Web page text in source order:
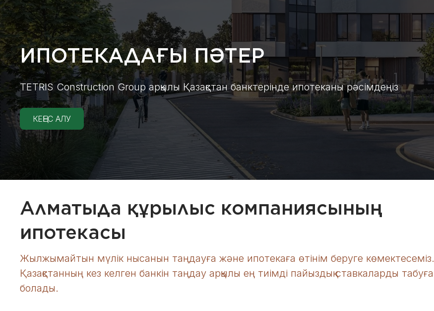
ИПОТЕКАДАҒЫ ПӘТЕР
TETRIS Construction Group арқылы Қазақстан банктерінде ипотеканы рәсімдеңіз
КЕҢЕС АЛУ
Алматыда құрылыс компаниясының
ипотекасы
Жылжымайтын мүлік нысанын таңдауға және ипотекаға өтінім беруге көмектесеміз.
Қазақстанның кез келген банкін таңдау арқылы ең тиімді пайыздық ставкаларды табуға
болады.